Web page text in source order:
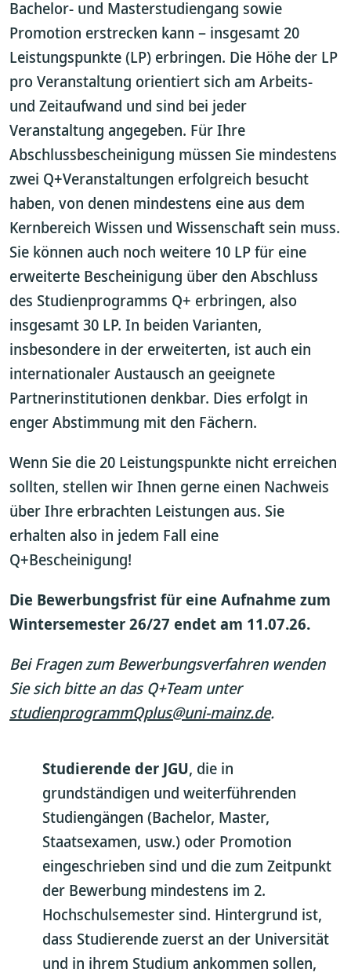
Bachelor- und Masterstudiengang sowie
Promotion erstrecken kann – insgesamt 20
Leistungspunkte (LP) erbringen. Die Höhe der LP
pro Veranstaltung orientiert sich am Arbeits-
und Zeitaufwand und sind bei jeder
Veranstaltung angegeben. Für Ihre
Abschlussbescheinigung müssen Sie mindestens
zwei Q+Veranstaltungen erfolgreich besucht
haben, von denen mindestens eine aus dem
Kernbereich Wissen und Wissenschaft sein muss.
Sie können auch noch weitere 10 LP für eine
erweiterte Bescheinigung über den Abschluss
des Studienprogramms Q+ erbringen, also
insgesamt 30 LP. In beiden Varianten,
insbesondere in der erweiterten, ist auch ein
internationaler Austausch an geeignete
Partnerinstitutionen denkbar. Dies erfolgt in
enger Abstimmung mit den Fächern.
Wenn Sie die 20 Leistungspunkte nicht erreichen
sollten, stellen wir Ihnen gerne einen Nachweis
über Ihre erbrachten Leistungen aus. Sie
erhalten also in jedem Fall eine
Q+Bescheinigung!
Die Bewerbungsfrist für eine Aufnahme zum
Wintersemester 26/27 endet am 11.07.26.
Bei Fragen zum Bewerbungsverfahren wenden
Sie sich bitte an das Q+Team unter
studienprogrammQplus@uni-mainz.de.
Studierende der JGU, die in
grundständigen und weiterführenden
Studiengängen (Bachelor, Master,
Staatsexamen, usw.) oder Promotion
eingeschrieben sind und die zum Zeitpunkt
der Bewerbung mindestens im 2.
Hochschulsemester sind. Hintergrund ist,
dass Studierende zuerst an der Universität
und in ihrem Studium ankommen sollen,